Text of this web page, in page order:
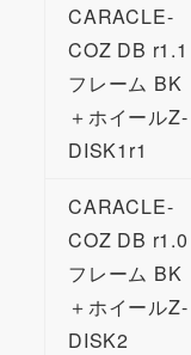
CARACLE-
COZ DB r1.1
フレーム BK
＋ホイールZ-
DISK1r1
CARACLE-
COZ DB r1.0
フレーム BK
＋ホイールZ-
DISK2